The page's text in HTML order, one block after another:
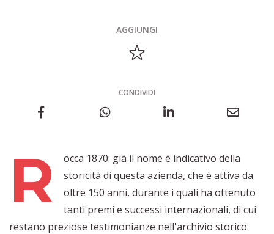
AGGIUNGI
CONDIVIDI
R
occa 1870: già il nome è indicativo della
storicità di questa azienda, che è attiva da
oltre 150 anni, durante i quali ha ottenuto
tanti premi e successi internazionali, di cui
restano preziose testimonianze nell'archivio storico